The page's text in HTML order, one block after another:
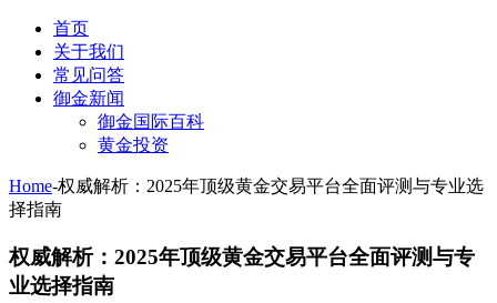
首页
关于我们
常见问答
御金新闻
御金国际百科
黄金投资
Home-权威解析：2025年顶级黄金交易平台全面评测与专业选
择指南
权威解析：2025年顶级黄金交易平台全面评测与专
业选择指南